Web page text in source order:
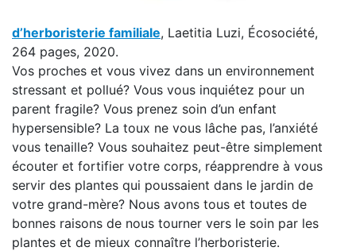
d’herboristerie familiale, Laetitia Luzi, Écosociété,
264 pages, 2020.
Vos proches et vous vivez dans un environnement
stressant et pollué? Vous vous inquiétez pour un
parent fragile? Vous prenez soin d’un enfant
hypersensible? La toux ne vous lâche pas, l’anxiété
vous tenaille? Vous souhaitez peut-être simplement
écouter et fortifier votre corps, réapprendre à vous
servir des plantes qui poussaient dans le jardin de
votre grand-mère? Nous avons tous et toutes de
bonnes raisons de nous tourner vers le soin par les
plantes et de mieux connaître l’herboristerie.